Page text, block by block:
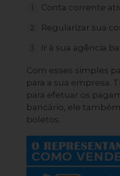
Conta corrente
Regularizar sua
Ir à sua agência
Com esses simples
para a sua empresa.
para efetuar os
bancário, ele
boletos.